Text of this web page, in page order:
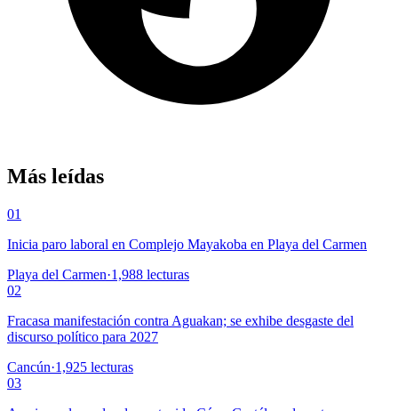
Más leídas
01
Inicia paro laboral en Complejo Mayakoba en Playa del Carmen
Playa del Carmen·1,988 lecturas
02
Fracasa manifestación contra Aguakan; se exhibe desgaste del
discurso político para 2027
Cancún·1,925 lecturas
03